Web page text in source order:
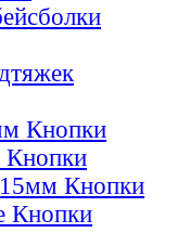
Кнопки
Кнопки
Кнопки